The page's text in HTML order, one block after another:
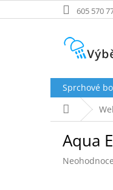
na
605 570
Sprchové
Domů
Aqua
Průměrné